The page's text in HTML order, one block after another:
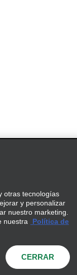
otras tecnologías
y personalizar
nuestro marketing.
nuestra
Política de
CERRAR